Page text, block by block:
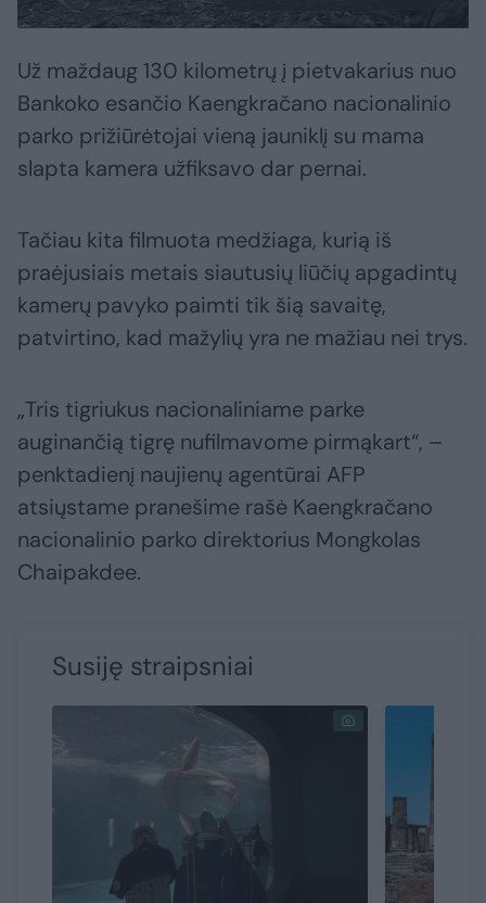
Už maždaug 130 kilometrų į pietvakarius nuo
Bankoko esančio Kaengkračano nacionalinio
parko prižiūrėtojai vieną jauniklį su mama
slapta kamera užfiksavo dar pernai.
Tačiau kita filmuota medžiaga, kurią iš
praėjusiais metais siautusių liūčių apgadintų
kamerų pavyko paimti tik šią savaitę,
patvirtino, kad mažylių yra ne mažiau nei trys.
„Tris tigriukus nacionaliniame parke
auginančią tigrę nufilmavome pirmąkart“, –
penktadienį naujienų agentūrai AFP
atsiųstame pranešime rašė Kaengkračano
nacionalinio parko direktorius Mongkolas
Chaipakdee.
Susiję straipsniai